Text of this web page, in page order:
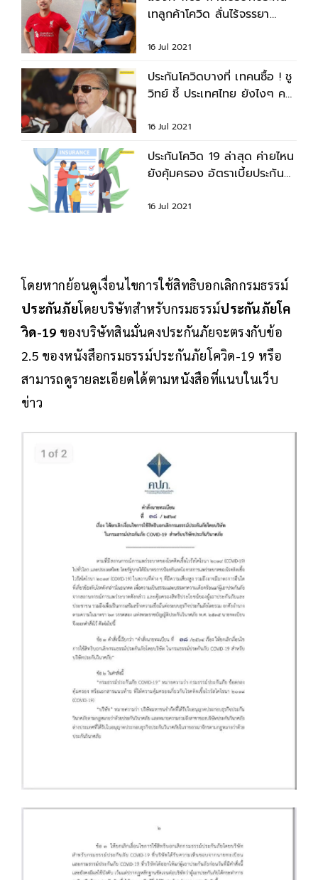
เทลูกค้าโควิด ลั่นไร้จรรยา
16 Jul 2021
ประกันโควิดบางที่ เทคนซื้อ ! ชู
วิทย์ ชี้ ประเทศไทย ยังไงๆ คน
16 Jul 2021
ประกันโควิด 19 ล่าสุด ค่ายไหน
ยังคุ้มครอง อัตราเบี้ยประกัน
16 Jul 2021
โดยหากย้อนดูเงื่อนไขการใช้สิทธิบอกเลิกกรมธรรม์
ประกันภัยโดยบริษัทสำหรับกรมธรรม์ประกันภัยโค
วิด-19 ของบริษัทสินมั่นคงประกันภัยจะตรงกับข้อ
2.5 ของหนังสือกรมธรรม์ประกันภัยโควิด-19 หรือ
สามารถดูรายละเอียดได้ตามหนังสือที่แนบในเว็บ
ข่าว